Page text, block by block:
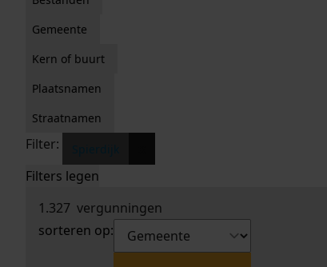
Gemeente
Kern of buurt
Plaatsnamen
Straatnamen
Filter:
Filters legen
1.327 vergunningen
sorteren op: